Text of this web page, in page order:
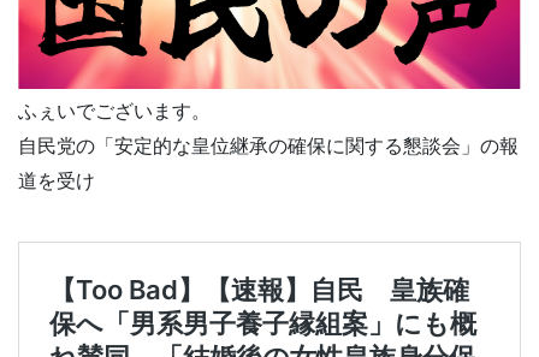
ふぇいでございます。
自民党の「安定的な皇位継承の確保に関する懇談会」の報
道を受け